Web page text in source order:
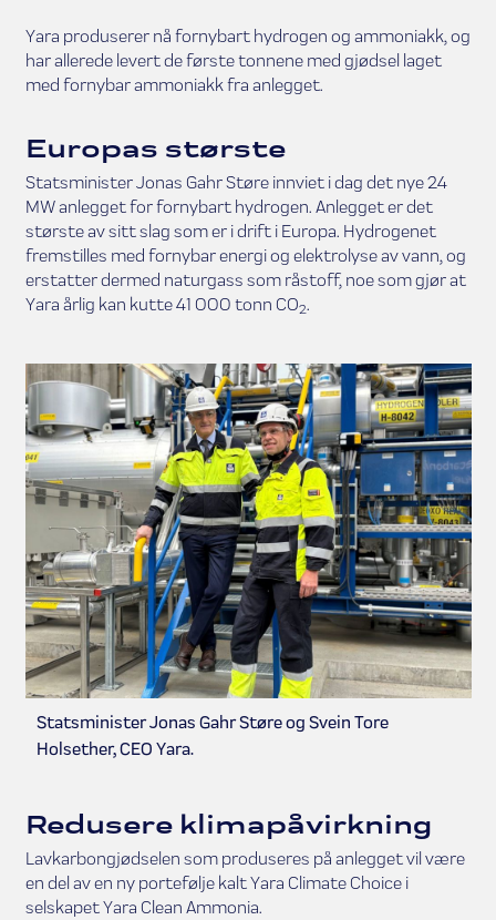
Yara produserer nå fornybart hydrogen og ammoniakk, og
har allerede levert de første tonnene med gjødsel laget
med fornybar ammoniakk fra anlegget.
Europas største
Statsminister Jonas Gahr Støre innviet i dag det nye 24
MW anlegget for fornybart hydrogen. Anlegget er det
største av sitt slag som er i drift i Europa. Hydrogenet
fremstilles med fornybar energi og elektrolyse av vann, og
erstatter dermed naturgass som råstoff, noe som gjør at
Yara årlig kan kutte 41 000 tonn CO2.
Statsminister Jonas Gahr Støre og Svein Tore
Holsether, CEO Yara.
Redusere klimapåvirkning
Lavkarbongjødselen som produseres på anlegget vil være
en del av en ny portefølje kalt Yara Climate Choice i
selskapet Yara Clean Ammonia.